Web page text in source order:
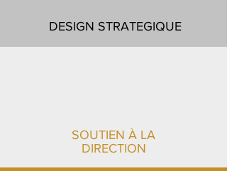
DESIGN STRATEGIQUE
SOUTIEN À LA
DIRECTION